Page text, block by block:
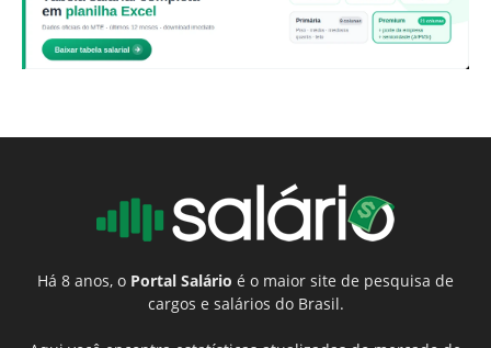
Há 8 anos, o Portal Salário é o maior site de pesquisa de
cargos e salários do Brasil.